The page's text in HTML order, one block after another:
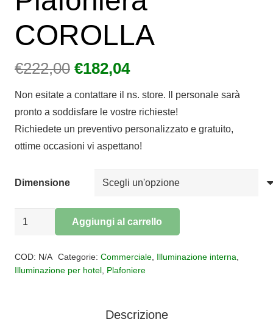
COROLLA
€222,00 Il
originale
era:
€222,00.
€182,04Il
attuale
è:
€182,04.
Non esitate a contattare il ns. store. Il personale sarà
pronto a soddisfare le vostre richieste!
Richiedete un preventivo personalizzato e gratuito,
ottime occasioni vi aspettano!
Dimensione
Plafoniera
COROLLA
Aggiungi al carrello
COD: N/A Categorie: Commerciale, Illuminazione interna
Illuminazione per hotel Plafoniere
Descrizione